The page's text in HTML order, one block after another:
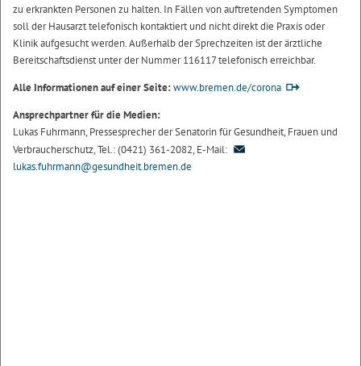
zu erkrankten Personen zu halten. In Fällen von auftretenden Symptomen
soll der Hausarzt telefonisch kontaktiert und nicht direkt die Praxis oder
Klinik aufgesucht werden. Außerhalb der Sprechzeiten ist der ärztliche
Bereitschaftsdienst unter der Nummer 116117 telefonisch erreichbar.
Alle Informationen auf einer Seite:www.bremen.de/corona
Ansprechpartner für die Medien:
Lukas Fuhrmann, Pressesprecher der Senatorin für Gesundheit, Frauen und
Verbraucherschutz, Tel.: (0421) 361-2082, E-Mail:
lukas.fuhrmann@gesundheit.bremen.de